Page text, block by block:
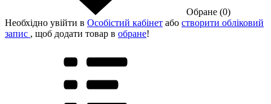
Обране (0)
Необхідно увійти в Особістий кабінет або створити обліковий
запис , щоб додати товар в обране!